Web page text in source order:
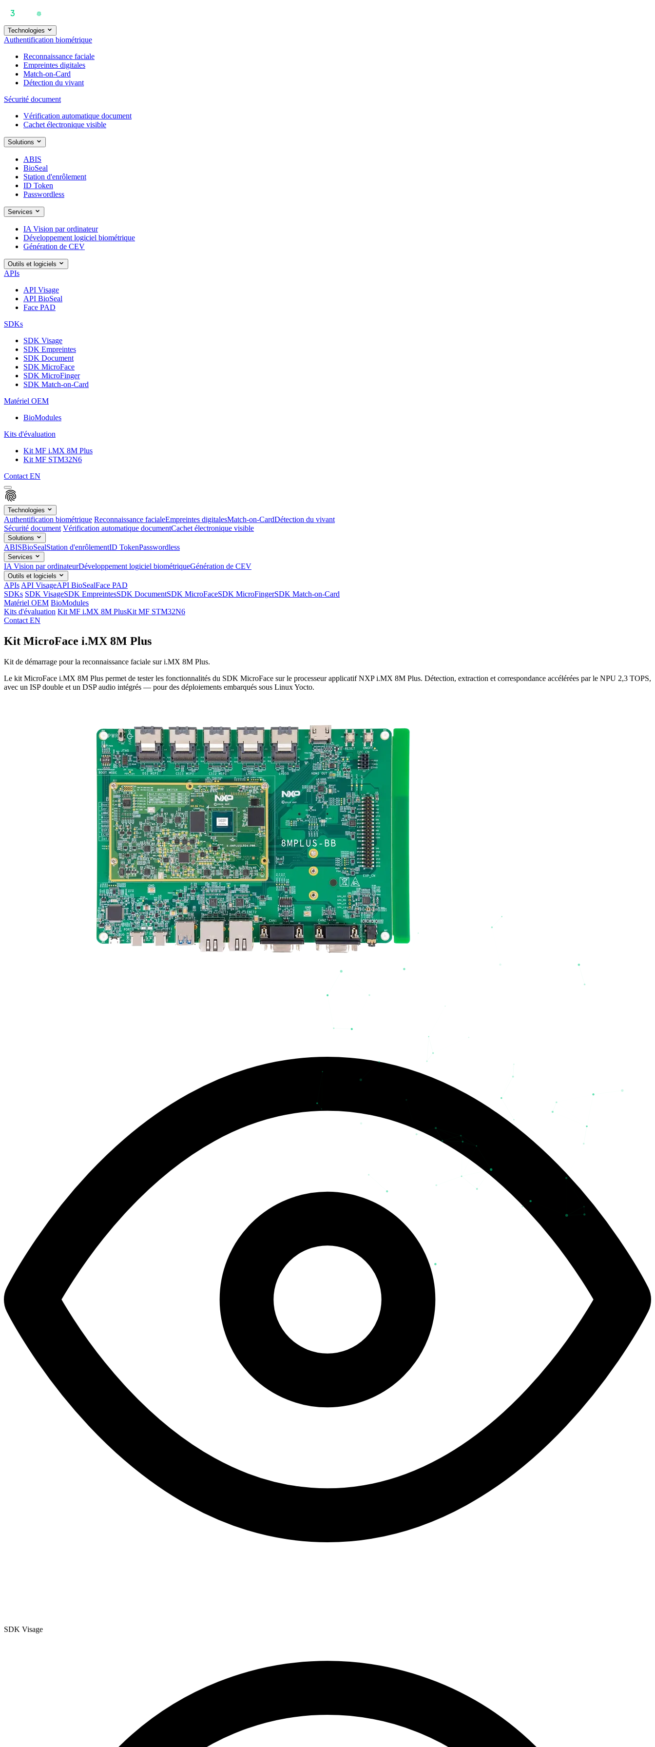
Technologies
Authentification biométrique
Reconnaissance faciale
Empreintes digitales
Match-on-Card
Détection du vivant
Sécurité document
Vérification automatique document
Cachet électronique visible
Solutions
ABIS
BioSeal
Station d'enrôlement
ID Token
Passwordless
Services
IA Vision par ordinateur
Développement logiciel biométrique
Génération de CEV
Outils et logiciels
APIs
API Visage
API BioSeal
Face PAD
SDKs
SDK Visage
SDK Empreintes
SDK Document
SDK MicroFace
SDK MicroFinger
SDK Match-on-Card
Matériel OEM
BioModules
Kits d'évaluation
Kit MF i.MX 8M Plus
Kit MF STM32N6
Contact EN
Technologies
Authentification biométrique Reconnaissance facialeEmpreintes digitalesMatch-on-CardDétection du vivant
Sécurité document Vérification automatique documentCachet électronique visible
Solutions
ABISBioSealStation d'enrôlementID TokenPasswordless
Services
IA Vision par ordinateurDéveloppement logiciel biométriqueGénération de CEV
Outils et logiciels
APIs API VisageAPI BioSealFace PAD
SDKs SDK VisageSDK EmpreintesSDK DocumentSDK MicroFaceSDK MicroFingerSDK Match-on-Card
Matériel OEM BioModules
Kits d'évaluation Kit MF i.MX 8M PlusKit MF STM32N6
Contact EN
Kit MicroFace i.MX 8M Plus
Kit de démarrage pour la reconnaissance faciale sur i.MX 8M Plus.
Le kit MicroFace i.MX 8M Plus permet de tester les fonctionnalités du SDK MicroFace sur le processeur applicatif NXP i.MX 8M Plus. Détection, extraction et correspondance accélérées par le NPU 2,3 TOPS,
avec un ISP double et un DSP audio intégrés — pour des déploiements embarqués sous Linux Yocto.
SDK Visage